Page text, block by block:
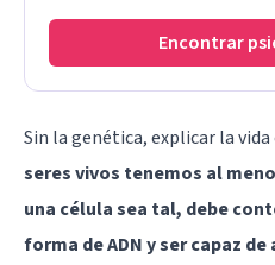
Encontrar
Sin la genética, explicar la
seres vivos tenemos al
una célula sea tal, debe
forma de ADN y ser capaz